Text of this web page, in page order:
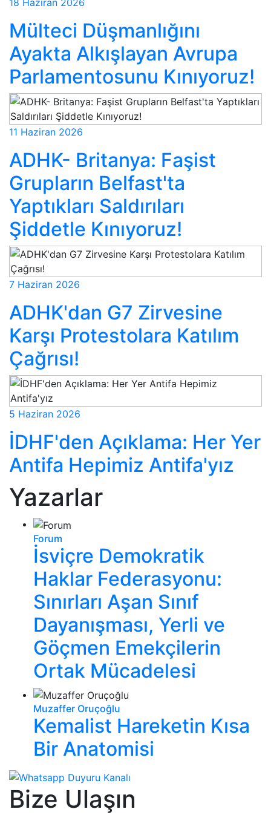
18 Haziran 2026
Mülteci Düşmanlığını
Ayakta Alkışlayan Avrupa
Parlamentosunu Kınıyoruz!
11 Haziran 2026
ADHK- Britanya: Faşist
Grupların Belfast'ta
Yaptıkları Saldırıları
Şiddetle Kınıyoruz!
7 Haziran 2026
ADHK'dan G7 Zirvesine
Karşı Protestolara Katılım
Çağrısı!
5 Haziran 2026
İDHF'den Açıklama: Her Yer
Antifa Hepimiz Antifa'yız
Yazarlar
Forum
İsviçre Demokratik
Haklar Federasyonu:
Sınırları Aşan Sınıf
Dayanışması, Yerli ve
Göçmen Emekçilerin
Ortak Mücadelesi
Muzaffer Oruçoğlu
Kemalist Hareketin Kısa
Bir Anatomisi
Bize Ulaşın